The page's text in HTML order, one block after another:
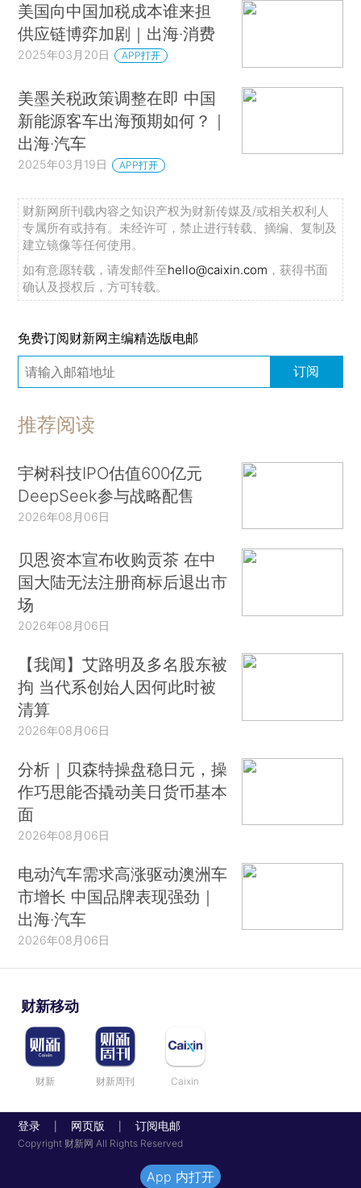
美国向中国加税成本谁来担
供应链博弈加剧｜出海·消费
2025年03月20日 APP打开
美墨关税政策调整在即 中国
新能源客车出海预期如何？｜
出海·汽车
2025年03月19日 APP打开
财新网所刊载内容之知识产权为财新传媒及/或相关权利人
专属所有或持有。未经许可，禁止进行转载、摘编、复制及
建立镜像等任何使用。
如有意愿转载，请发邮件至hello@caixin.com ，获得书面
确认及授权后，方可转载。
免费订阅财新网主编精选版电邮
订阅
推荐阅读
宇树科技IPO估值600亿元
DeepSeek参与战略配售
2026年08月06日
贝恩资本宣布收购贡茶 在中
国大陆无法注册商标后退出市
场
2026年08月06日
【我闻】艾路明及多名股东被
拘 当代系创始人因何此时被
清算
2026年08月06日
分析｜贝森特操盘稳日元，操
作巧思能否撬动美日货币基本
面
2026年08月06日
电动汽车需求高涨驱动澳洲车
市增长 中国品牌表现强劲｜
出海·汽车
2026年08月06日
财新移动
财新 财新周刊 Caixin
登录 网页版 订阅电邮
Copyright 财新网 All Rights Reserved
App 内打开